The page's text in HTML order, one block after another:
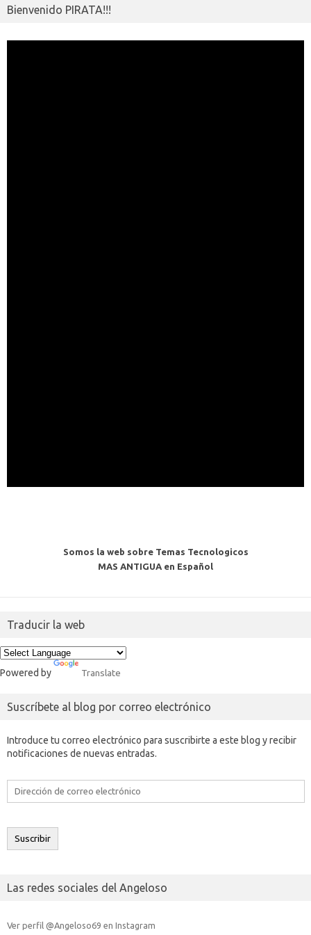
Bienvenido PIRATA!!!
Somos la web sobre Temas Tecnologicos
MAS ANTIGUA en Español
Traducir la web
Powered by Translate
Suscríbete al blog por correo electrónico
Introduce tu correo electrónico para suscribirte a este blog y recibir
notificaciones de nuevas entradas.
Dirección
electrónico
Suscribir
Las redes sociales del Angeloso
Ver perfil @Angeloso69 en Instagram